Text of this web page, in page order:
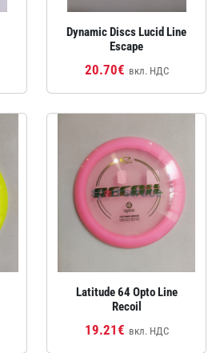
Dynamic Discs Lucid Line
Escape
20.70€ вкл. НДС
Latitude 64 Opto Line
Recoil
19.21€ вкл. НДС